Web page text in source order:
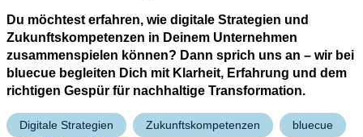
Du möchtest erfahren, wie digitale Strategien und
Zukunftskompetenzen in Deinem Unternehmen
zusammenspielen können? Dann sprich uns an – wir bei
bluecue begleiten Dich mit Klarheit, Erfahrung und dem
richtigen Gespür für nachhaltige Transformation.
Digitale Strategien Zukunftskompetenzen bluecue